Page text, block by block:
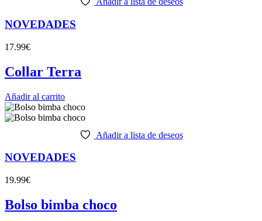
NOVEDADES
17.99€
Collar Terra
Añadir al carrito
Añadir a lista de deseos
NOVEDADES
19.99€
Bolso bimba choco